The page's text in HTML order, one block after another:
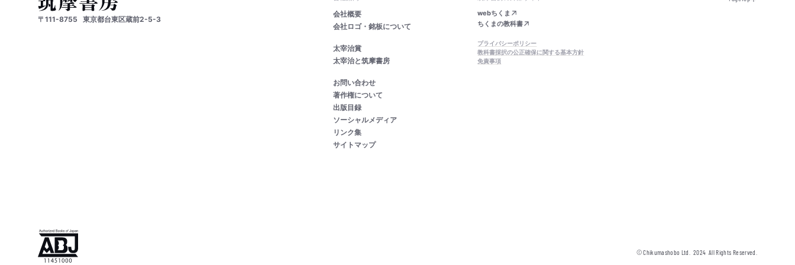
〒111-8755 東京都台東区蔵前2-5-3
会社概要
会社ロゴ・銘板について
太宰治賞
太宰治と筑摩書房
お問い合わせ
著作権について
出版目録
ソーシャルメディア
リンク集
サイトマップ
webちくま
ちくまの教科書
プライバシーポリシー
教科書採択の公正確保に関する基本方針
免責事項
© Chikumashobo Ltd. 2024 All Rights Reserved.